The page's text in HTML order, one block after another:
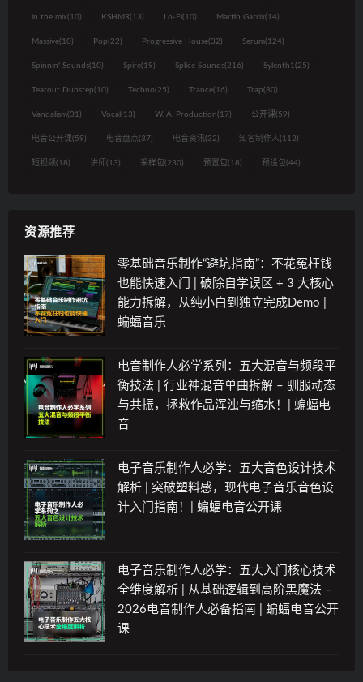
in the mix(10) KSHMR(13) Lo-Fi(10) Martin Garrix(14)
Massive(10) Pop(22) Progressive House(32) Serum(124)
Spinnin' Sounds(10) Spire(19) Splice Sounds(216) Sylenth1(25)
Tearout Dubstep(10) Techno(25) Trance(16) Trap(80)
Vandalism(31) Vocal (13) W. A. Production(17) 公开课(59)
电音公开课(59) 电音盘点(37) 电音资讯(32) 知名制作人(112)
短视频 (18) 讲师(13) 采样包(230) 预置包(18) 预设包(44)
资源推荐
零基础音乐制作“避坑指南”：不花冤枉钱
也能快速入门 | 破除自学误区 + 3 大核心
能力拆解，从纯小白到独立完成Demo |
蝙蝠音乐
电音制作人必学系列：五大混音与频段平
衡技法 | 行业神混音单曲拆解 – 驯服动态
与共振，拯救作品浑浊与缩水！| 蝙蝠电
音
电子音乐制作人必学：五大音色设计技术
解析 | 突破塑料感，现代电子音乐音色设
计入门指南！| 蝙蝠电音公开课
电子音乐制作人必学：五大入门核心技术
全维度解析 | 从基础逻辑到高阶黑魔法 –
2026电音制作人必备指南 | 蝙蝠电音公开
课